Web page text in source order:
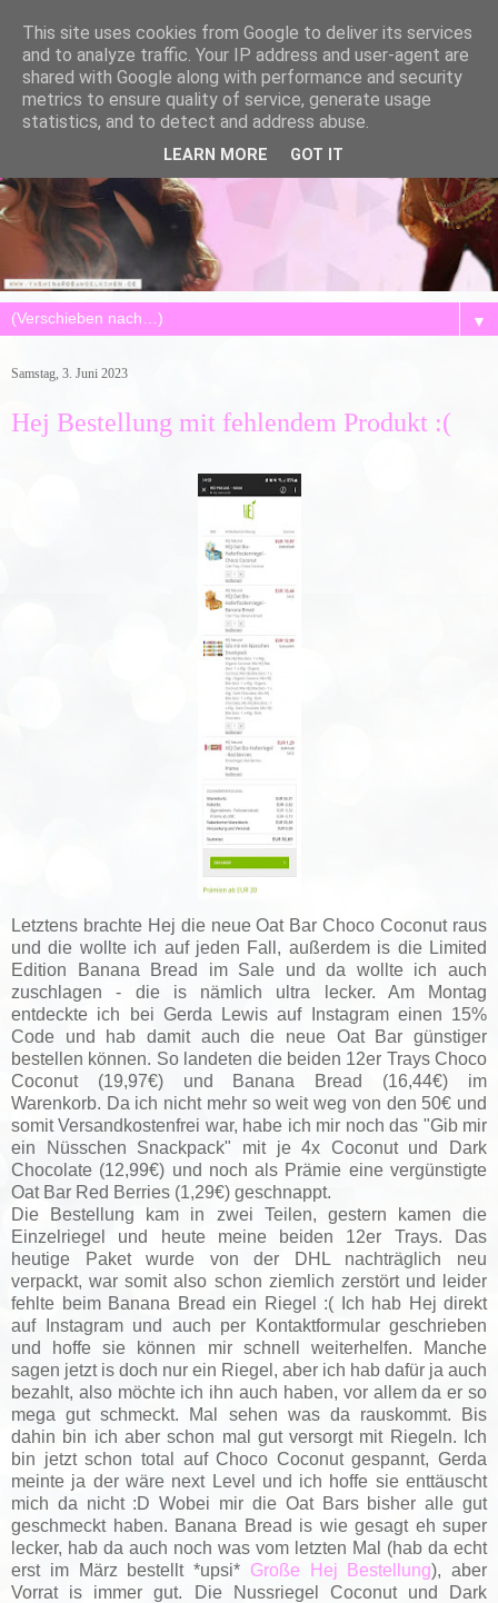
▼
Samstag, 3. Juni 2023
Hej Bestellung mit fehlendem Produkt :(
Letztens brachte Hej die neue Oat Bar Choco Coconut raus
und die wollte ich auf jeden Fall, außerdem is die Limited
Edition Banana Bread im Sale und da wollte ich auch
zuschlagen - die is nämlich ultra lecker. Am Montag
entdeckte ich bei Gerda Lewis auf Instagram einen 15%
Code und hab damit auch die neue Oat Bar günstiger
bestellen können. So landeten die beiden 12er Trays Choco
Coconut (19,97€) und Banana Bread (16,44€) im
Warenkorb. Da ich nicht mehr so weit weg von den 50€ und
somit Versandkostenfrei war, habe ich mir noch das "Gib mir
ein Nüsschen Snackpack" mit je 4x Coconut und Dark
Chocolate (12,99€) und noch als Prämie eine vergünstigte
Oat Bar Red Berries (1,29€) geschnappt.
Die Bestellung kam in zwei Teilen, gestern kamen die
Einzelriegel und heute meine beiden 12er Trays. Das
heutige Paket wurde von der DHL nachträglich neu
verpackt, war somit also schon ziemlich zerstört und leider
fehlte beim Banana Bread ein Riegel :( Ich hab Hej direkt
auf Instagram und auch per Kontaktformular geschrieben
und hoffe sie können mir schnell weiterhelfen. Manche
sagen jetzt is doch nur ein Riegel, aber ich hab dafür ja auch
bezahlt, also möchte ich ihn auch haben, vor allem da er so
mega gut schmeckt. Mal sehen was da rauskommt. Bis
dahin bin ich aber schon mal gut versorgt mit Riegeln. Ich
bin jetzt schon total auf Choco Coconut gespannt, Gerda
meinte ja der wäre next Level und ich hoffe sie enttäuscht
mich da nicht :D Wobei mir die Oat Bars bisher alle gut
geschmeckt haben. Banana Bread is wie gesagt eh super
lecker, hab da auch noch was vom letzten Mal (hab da echt
erst im März bestellt *upsi* Große Hej Bestellung), aber
Vorrat is immer gut. Die Nussriegel Coconut und Dark
This site uses cookies from Google to deliver its services
and to analyze traffic. Your IP address and user-agent are
shared with Google along with performance and security
metrics to ensure quality of service, generate usage
statistics, and to detect and address abuse.
LEARN MORE GOT IT